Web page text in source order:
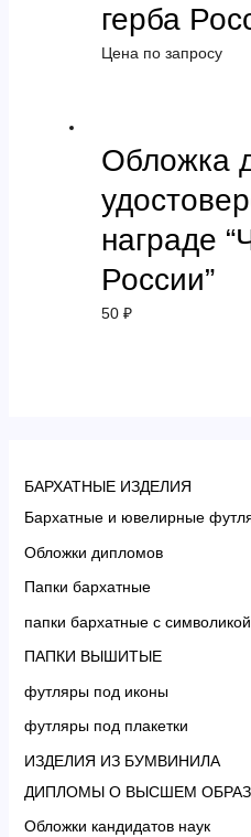
БАРХАТНЫЕ ИЗДЕЛИЯ
Бархатные и ювелирные
Обложки дипломов
Папки бархатные
папки бархатные с
ПАПКИ ВЫШИТЫЕ
футляры под иконы
футляры под плакетки
ИЗДЕЛИЯ ИЗ БУМВИНИЛА
ДИПЛОМЫ О ВЫСШЕМ
Обложки кандидатов наук
герба
Цена по запросу
Обложка
награде
России”
50 ₽